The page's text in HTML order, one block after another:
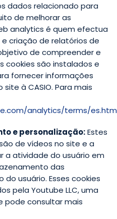
dados relacionado para
de melhorar as
analytics é quem efectua
criação de relatórios de
de compreender e
cookies são instalados e
fornecer informações
à CASIO. Para mais
analytics/terms/
e personalização:Estes
de vídeos no site e a
a atividade do usuário em
das
usuário. Esses cookies
pela Youtube LLC, uma
pode consultar mais